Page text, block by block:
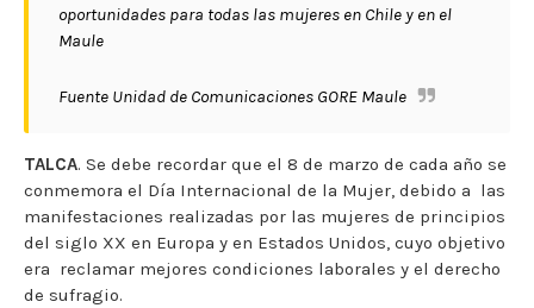
oportunidades para todas las mujeres en Chile y en el
Maule
Fuente Unidad de Comunicaciones GORE Maule
TALCA. Se debe recordar que el 8 de marzo de cada año se
conmemora el Día Internacional de la Mujer, debido a las
manifestaciones realizadas por las mujeres de principios
del siglo XX en Europa y en Estados Unidos, cuyo objetivo
era reclamar mejores condiciones laborales y el derecho
de sufragio.